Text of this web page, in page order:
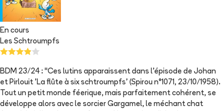
En cours
Les Schtroumpfs
BDM 23/24 : "Ces lutins apparaissent dans l'épisode de Johan
et Pirlouit 'La flûte à six schtroumpfs' (Spirou n°1071, 23/10/1958).
Tout un petit monde féerique, mais parfaitement cohérent, se
développe alors avec le sorcier Gargamel, le méchant chat